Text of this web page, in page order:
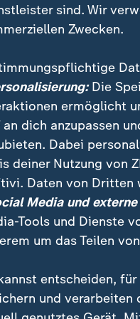
zahlreiche Politiker
befinden sich auch
im Rahmen von
sind. Wir
Zwecken.
Die
ermöglicht
an dich anzupassen
Dabei
deiner Nutzung von
Daten von Dritten
Media und
Tools und Dienste
um das Teilen
entscheiden,
und